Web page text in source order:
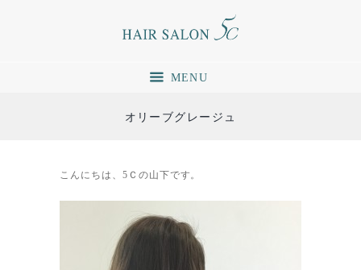
MENU
オリーブグレージュ
こんにちは、5Ｃの山下です。